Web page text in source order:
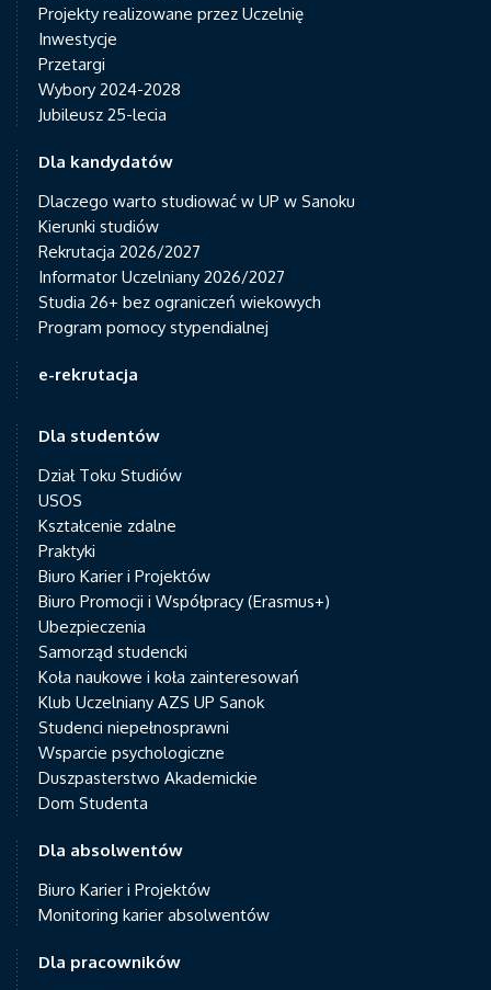
Projekty realizowane przez Uczelnię
Inwestycje
Przetargi
Wybory 2024-2028
Jubileusz 25-lecia
Dla kandydatów
Dlaczego warto studiować w UP w Sanoku
Kierunki studiów
Rekrutacja 2026/2027
Informator Uczelniany 2026/2027
Studia 26+ bez ograniczeń wiekowych
Program pomocy stypendialnej
e-rekrutacja
Dla studentów
Dział Toku Studiów
USOS
Kształcenie zdalne
Praktyki
Biuro Karier i Projektów
Biuro Promocji i Współpracy (Erasmus+)
Ubezpieczenia
Samorząd studencki
Koła naukowe i koła zainteresowań
Klub Uczelniany AZS UP Sanok
Studenci niepełnosprawni
Wsparcie psychologiczne
Duszpasterstwo Akademickie
Dom Studenta
Dla absolwentów
Biuro Karier i Projektów
Monitoring karier absolwentów
Dla pracowników